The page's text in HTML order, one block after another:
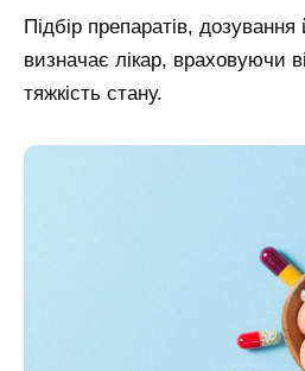
Підбір препаратів,
визначає лікар, враховуючи
тяжкість стану.